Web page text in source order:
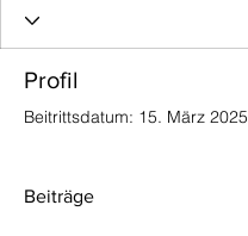
Profil
Beitrittsdatum: 15. März 2025
Beiträge